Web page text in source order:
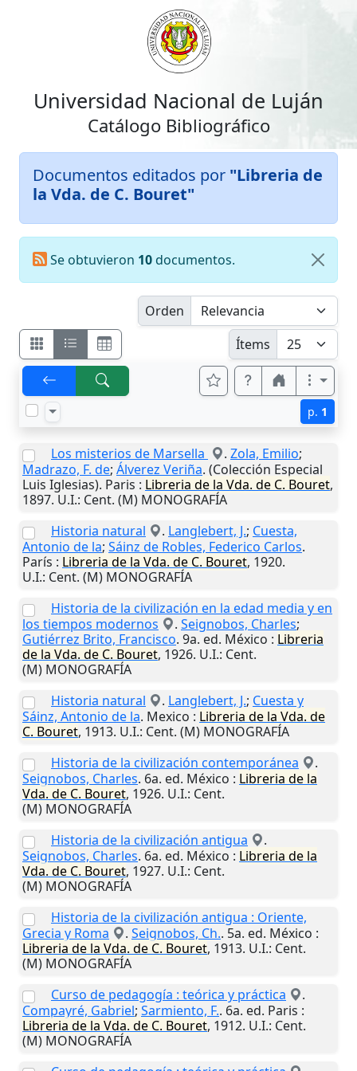
Universidad Nacional de Luján
Catálogo Bibliográfico
Documentos editados por "Libreria de
la Vda. de C. Bouret"
Se obtuvieron 10documentos.
Orden
Ítems
p. 1
Los misterios de Marsella . Zola, Emilio;
Madrazo, F. de; Álverez Veriña. (Colección Especial
Luis Iglesias). Paris : Libreria de la Vda. de C. Bouret,
1897. U.I.: Cent. (M) MONOGRAFÍA
Historia natural
. Langlebert, J.; Cuesta,
Antonio de la; Sáinz de Robles, Federico Carlos.
París : Libreria de la Vda. de C. Bouret, 1920.
U.I.: Cent. (M) MONOGRAFÍA
Historia de la civilización en la edad media y en
los tiempos modernos
. Seignobos, Charles;
Gutiérrez Brito, Francisco. 9a. ed. México : Libreria
de la Vda. de C. Bouret, 1926. U.I.: Cent.
(M) MONOGRAFÍA
Historia natural
. Langlebert, J.; Cuesta y
Sáinz, Antonio de la. Mexico : Libreria de la Vda. de
C. Bouret, 1913. U.I.: Cent. (M) MONOGRAFÍA
Historia de la civilización contemporánea
.
Seignobos, Charles. 6a. ed. México : Libreria de la
Vda. de C. Bouret, 1926. U.I.: Cent.
(M) MONOGRAFÍA
Historia de la civilización antigua
.
Seignobos, Charles. 6a. ed. México : Libreria de la
Vda. de C. Bouret, 1927. U.I.: Cent.
(M) MONOGRAFÍA
Historia de la civilización antigua : Oriente,
Grecia y Roma
. Seignobos, Ch.. 5a. ed. México :
Libreria de la Vda. de C. Bouret, 1913. U.I.: Cent.
(M) MONOGRAFÍA
Curso de pedagogía : teórica y práctica
.
Compayré, Gabriel; Sarmiento, F.. 6a. ed. Paris :
Libreria de la Vda. de C. Bouret, 1912. U.I.: Cent.
(M) MONOGRAFÍA